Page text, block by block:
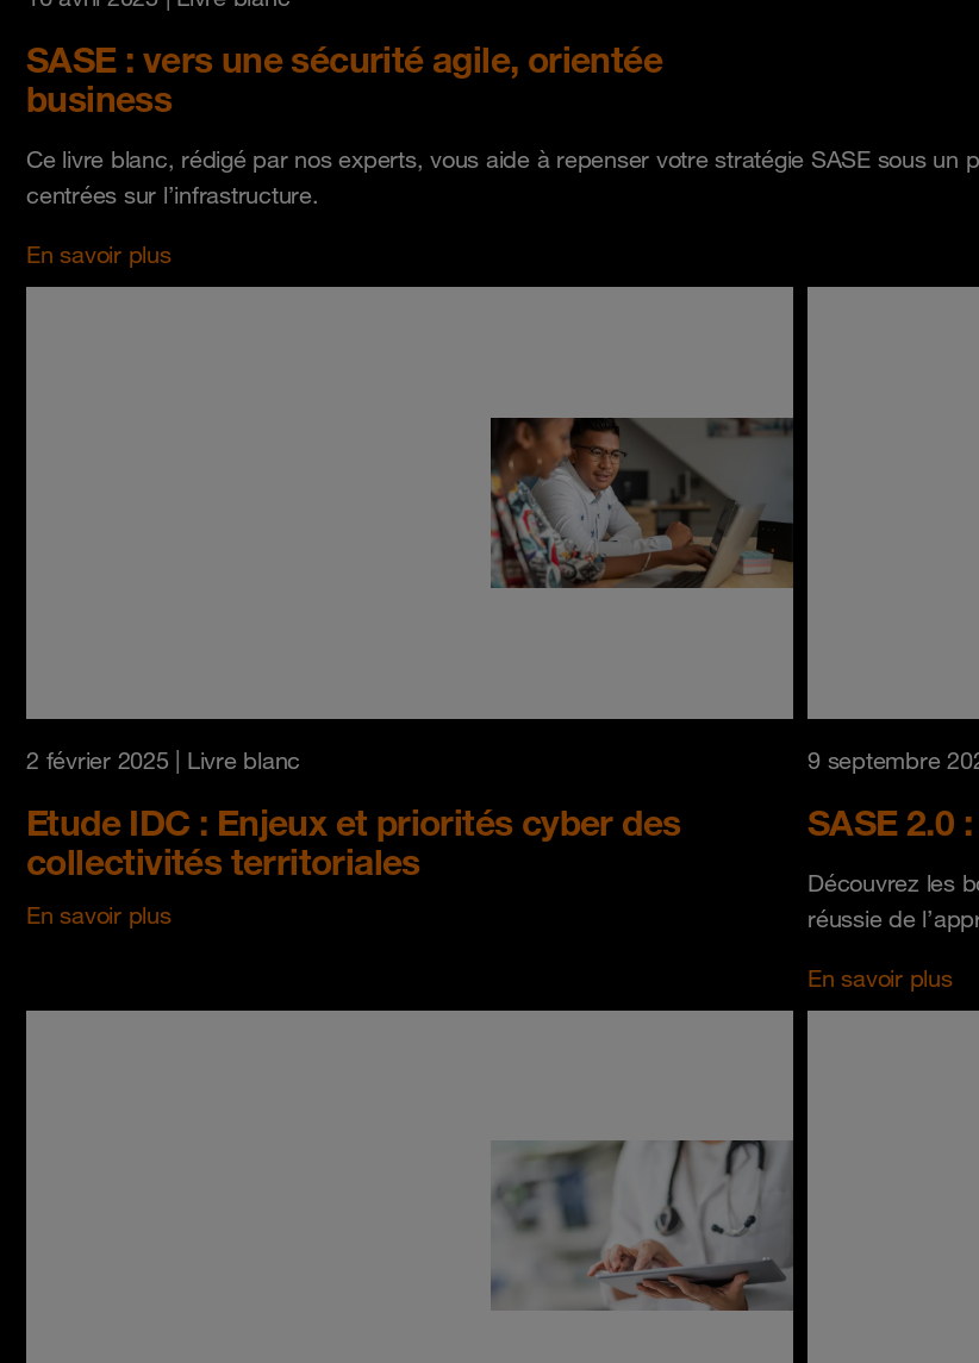
SASE : vers une sécurité agile, orientée
business
Ce livre blanc, rédigé par nos experts, vous aide à repenser votre stratégie SASE sous un
centrées sur l’infrastructure.
En savoir plus
2 février 2025 | Livre blanc
Etude IDC : Enjeux et priorités cyber des
collectivités territoriales
En savoir plus
9 septembre
SASE 2.0
Découvrez les
réussie de
En savoir plus